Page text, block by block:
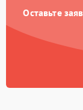
Оставьте